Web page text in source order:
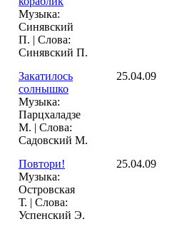
Музыка:
Синявский
П. | Слова:
Синявский П.
Закатилось
солнышко
Музыка:
Парцхаладзе
М. | Слова:
Садовский М.
25.04.09
Повтори!
Музыка:
Островская
Т. | Слова:
Успенский Э.
25.04.09